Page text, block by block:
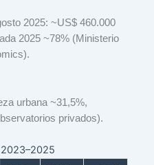
2025: ~US$ 460.000
2025 ~78% (Ministerio
urbana ~31,5%,
privados).